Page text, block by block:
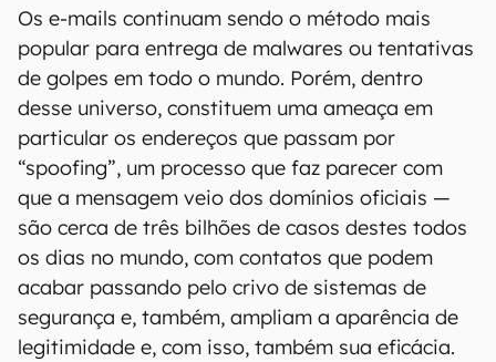
Os e-mails continuam sendo o método mais
popular para entrega de malwares ou tentativas
de golpes em todo o mundo. Porém, dentro
desse universo, constituem uma ameaça em
particular os endereços que passam por
“spoofing”, um processo que faz parecer com
que a mensagem veio dos domínios oficiais —
são cerca de três bilhões de casos destes todos
os dias no mundo, com contatos que podem
acabar passando pelo crivo de sistemas de
segurança e, também, ampliam a aparência de
legitimidade e, com isso, também sua eficácia.